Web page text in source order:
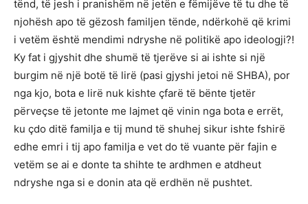
tënd, të jesh i pranishëm në jetën e fëmijëve të tu dhe të
njohësh apo të gëzosh familjen tënde, ndërkohë që krimi
i vetëm është mendimi ndryshe në politikë apo ideologji?!
Ky fat i gjyshit dhe shumë të tjerëve si ai ishte si një
burgim në një botë të lirë (pasi gjyshi jetoi në SHBA), por
nga kjo, bota e lirë nuk kishte çfarë të bënte tjetër
përveçse të jetonte me lajmet që vinin nga bota e errët,
ku çdo ditë familja e tij mund të shuhej sikur ishte fshirë
edhe emri i tij apo familja e vet do të vuante për fajin e
vetëm se ai e donte ta shihte te ardhmen e atdheut
ndryshe nga si e donin ata që erdhën në pushtet.